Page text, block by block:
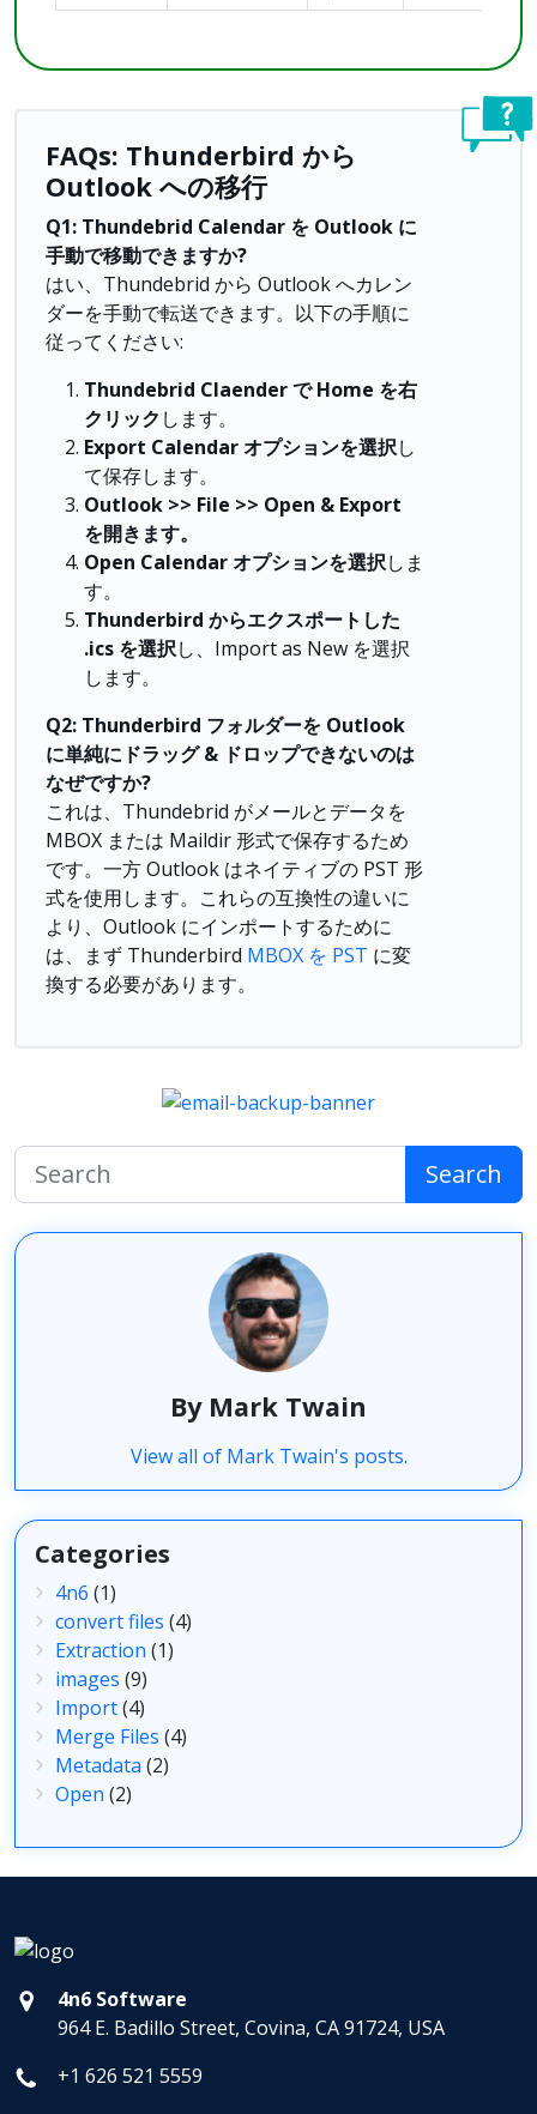
FAQs: Thunderbird から
Outlook への移行
Q1: Thundebrid Calendar を Outlook に
手動で移動できますか?
はい、Thundebrid から Outlook へカレン
ダーを手動で転送できます。以下の手順に
従ってください:
Thundebrid Claender で Home を右
クリック します。
Export Calendar オプションを選択し
て保存します。
Outlook >> File >> Open & Export
を開きます。
Open Calendar オプションを選択しま
す。
Thunderbird からエクスポートした
.ics を選択し、Import as New を選択
します。
Q2: Thunderbird フォルダーを Outlook
に単純にドラッグ & ドロップできないのは
なぜですか?
これは、Thundebrid がメールとデータを
MBOX または Maildir 形式で保存するため
です。一方 Outlook はネイティブの PST 形
式を使用します。これらの互換性の違いに
より、Outlook にインポートするために
は、まず Thunderbird MBOX を PST に変
換する必要があります。
Search
By Mark Twain
View all of Mark Twain's posts.
Categories
4n6 (1)
convert files (4)
Extraction (1)
images (9)
Import(4)
Merge Files (4)
Metadata (2)
Open (2)
4n6 Software
964 E. Badillo Street, Covina, CA 91724, USA
+1 626 521 5559